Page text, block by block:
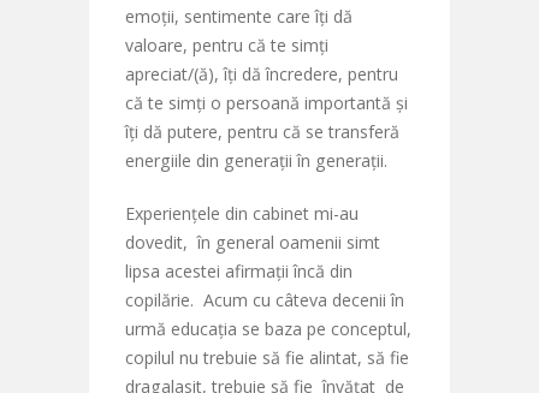
emoții, sentimente care îți dă
valoare, pentru că te simți
apreciat/(ă), îți dă încredere, pentru
că te simți o persoană importantă și
îți dă putere, pentru că se transferă
energiile din generații în generații.
Experiențele din cabinet mi-au
dovedit, în general oamenii simt
lipsa acestei afirmații încă din
copilărie. Acum cu câteva decenii în
urmă educația se baza pe conceptul,
copilul nu trebuie să fie alintat, să fie
dragalasit, trebuie să fie învățat de